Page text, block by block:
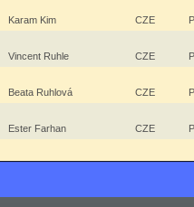
Karam Kim CZE
Vincent Ruhle CZE
Beata Ruhlová CZE
Ester Farhan CZE